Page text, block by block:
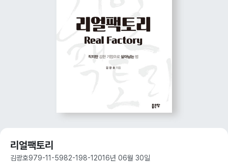
리얼팩토리
김광호979-11-5982-198-1 2016년 06월 30일